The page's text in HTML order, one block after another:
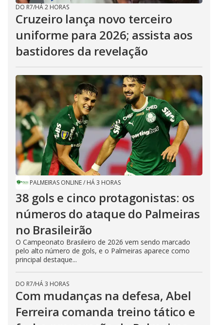
DO R7/HÁ 2 HORAS
Cruzeiro lança novo terceiro
uniforme para 2026; assista aos
bastidores da revelação
PALMEIRAS ONLINE/ HÁ 3 HORAS
38 gols e cinco protagonistas: os
números do ataque do Palmeiras
no Brasileirão
O Campeonato Brasileiro de 2026 vem sendo marcado
pelo alto número de gols, e o Palmeiras aparece como
principal destaque...
DO R7/HÁ 3 HORAS
Com mudanças na defesa, Abel
Ferreira comanda treino tático e